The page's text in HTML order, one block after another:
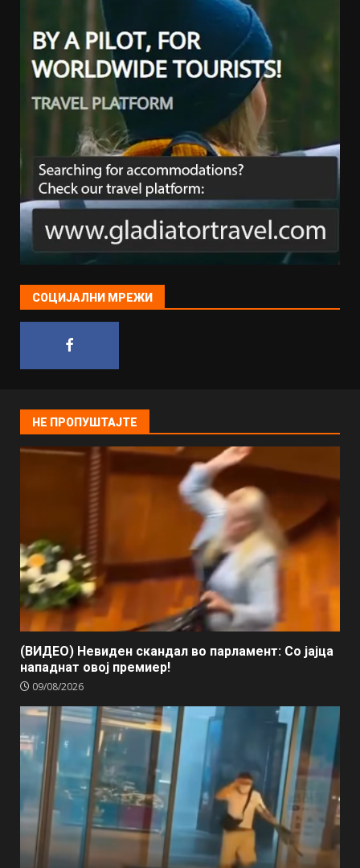
СОЦИЈАЛНИ МРЕЖИ
НЕ ПРОПУШТАЈТЕ
(ВИДЕО) Невиден скандал во парламент: Со јајца
нападнат овој премиер!
09/08/2026